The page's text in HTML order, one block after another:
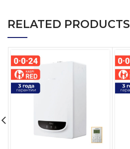
RELATED PRODUCTS